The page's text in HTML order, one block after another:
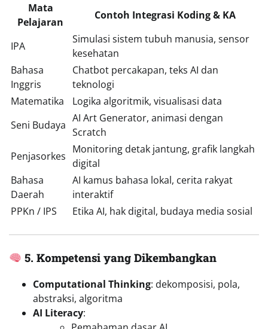
Mata
Pelajaran
Contoh Integrasi Koding & KA
IPA
Simulasi sistem tubuh manusia, sensor
kesehatan
Bahasa
Inggris
Chatbot percakapan, teks AI dan
teknologi
Matematika
Logika algoritmik, visualisasi data
Seni Budaya
AI Art Generator, animasi dengan
Scratch
Penjasorkes
Monitoring detak jantung, grafik langkah
digital
Bahasa
Daerah
AI kamus bahasa lokal, cerita rakyat
interaktif
PPKn / IPS
Etika AI, hak digital, budaya media sosial
5. Kompetensi yang Dikembangkan
Computational Thinking: dekomposisi, pola,
abstraksi, algoritma
AI Literacy: